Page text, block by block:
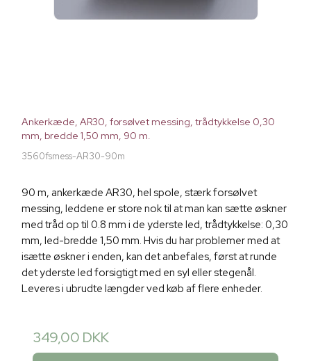
Ankerkæde, AR30, forsølvet messing, trådtykkelse 0,30
mm, bredde 1,50 mm, 90 m.
3560fsmess-AR30-90m
90 m, ankerkæde AR30, hel spole, stærk forsølvet
messing, leddene er store nok til at man kan sætte øskner
med tråd op til 0.8 mm i de yderste led, trådtykkelse: 0,30
mm, led-bredde 1,50 mm. Hvis du har problemer med at
isætte øskner i enden, kan det anbefales, først at runde
det yderste led forsigtigt med en syl eller stegenål.
Leveres i ubrudte længder ved køb af flere enheder.
349,00 DKK